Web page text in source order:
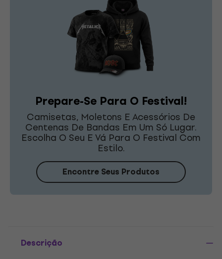
Prepare-Se Para O Festival!
Camisetas, Moletons E Acessórios De
Centenas De Bandas Em Um Só Lugar.
Escolha O Seu E Vá Para O Festival Com
Estilo.
Encontre Seus Produtos
Descrição